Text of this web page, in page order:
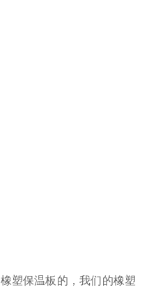
塑保温板的，我们的橡塑